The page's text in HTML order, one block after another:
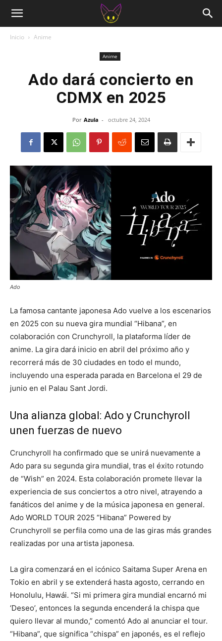
Inicio Anime
Anime
Ado dará concierto en
CDMX en 2025
Por Azula - octubre 24, 2024
Ado
La famosa cantante japonesa Ado vuelve a los escenarios
en 2025 con su nueva gira mundial “Hibana”, en
colaboración con Crunchyroll, la plataforma líder de
anime. La gira dará inicio en abril del próximo año y
recorrerá más de 30 ciudades en todo el mundo,
incluyendo una esperada parada en Barcelona el 29 de
junio en el Palau Sant Jordi.
Una alianza global: Ado y Crunchyroll
unen fuerzas de nuevo
Crunchyroll ha confirmado que se unirá nuevamente a
Ado para su segunda gira mundial, tras el éxito rotundo
de “Wish” en 2024. Esta colaboración promete llevar la
experiencia de sus conciertos a otro nivel, atrayendo a
fanáticos del anime y de la música japonesa en general.
Ado WORLD TOUR 2025 “Hibana” Powered by
Crunchyroll se perfila como una de las giras más grandes
realizadas por una artista japonesa.
La gira comenzará en el icónico Saitama Super Arena en
Tokio en abril y se extenderá hasta agosto, cerrando en
Honolulu, Hawái. “Si mi primera gira mundial encarnó mi
‘Deseo’, entonces la segunda encenderá la chispa que
quiero llevar al mundo,” comentó Ado al anunciar el tour.
“Hibana”, que significa “chispa” en japonés, es el reflejo